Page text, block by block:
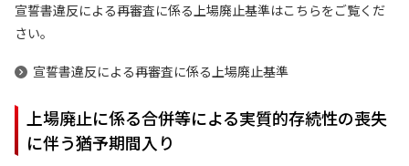
宣誓書違反による再審査に係る上場廃止基準はこちらをご覧くだ
さい。
宣誓書違反による再審査に係る上場廃止基準
上場廃止に係る合併等による実質的存続性の喪失
に伴う猶予期間入り